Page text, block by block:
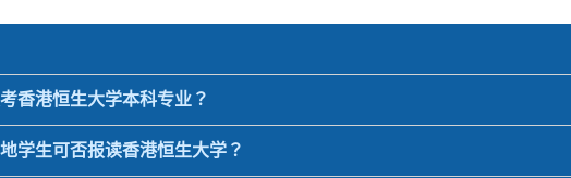
香港恒生大学本科专业？
学生可否报读香港恒生大学？